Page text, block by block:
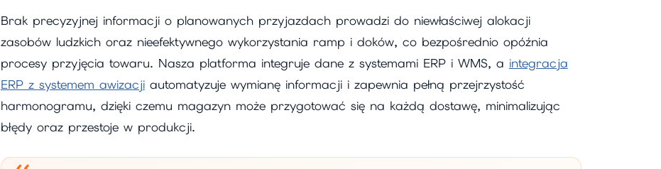
Brak precyzyjnej informacji o planowanych przyjazdach prowadzi do niewłaściwej alokacji
zasobów ludzkich oraz nieefektywnego wykorzystania ramp i doków, co bezpośrednio opóźnia
procesy przyjęcia towaru. Nasza platforma integruje dane z systemami ERP i WMS, a integracja
ERP z systemem awizacjiautomatyzuje wymianę informacji i zapewnia pełną przejrzystość
harmonogramu, dzięki czemu magazyn może przygotować się na każdą dostawę, minimalizując
błędy oraz przestoje w produkcji.